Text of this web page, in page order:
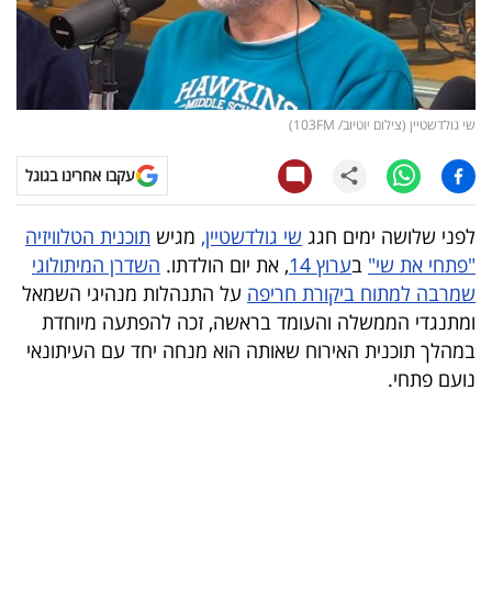
עסקית
קריפטו
ויראלי
טלוויזיה
עסקי
ספורט
קריירה
ולימודים
מינויים
שי גולדשטיין (צילום יוטיוב/ 103FM)
עקבו אחרינו בגוגל
לפני שלושה ימים חגג שי גולדשטיין, מגיש תוכנית הטלוויזיה
"פתחי את שי" בערוץ 14 , את יום הולדתו. השדרן המיתולוגי
שמרבה למתוח ביקורת חריפה על התנהלות מנהיגי השמאל
ומתנגדי הממשלה והעומד בראשה, זכה להפתעה מיוחדת
במהלך תוכנית האירוח שאותה הוא מנחה יחד עם העיתונאי
נועם פתחי.